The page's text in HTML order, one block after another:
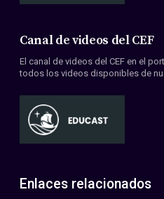
Canal de videos del CEF
El canal de videos del CEF en el
todos los videos disponibles de
Enlaces relacionados